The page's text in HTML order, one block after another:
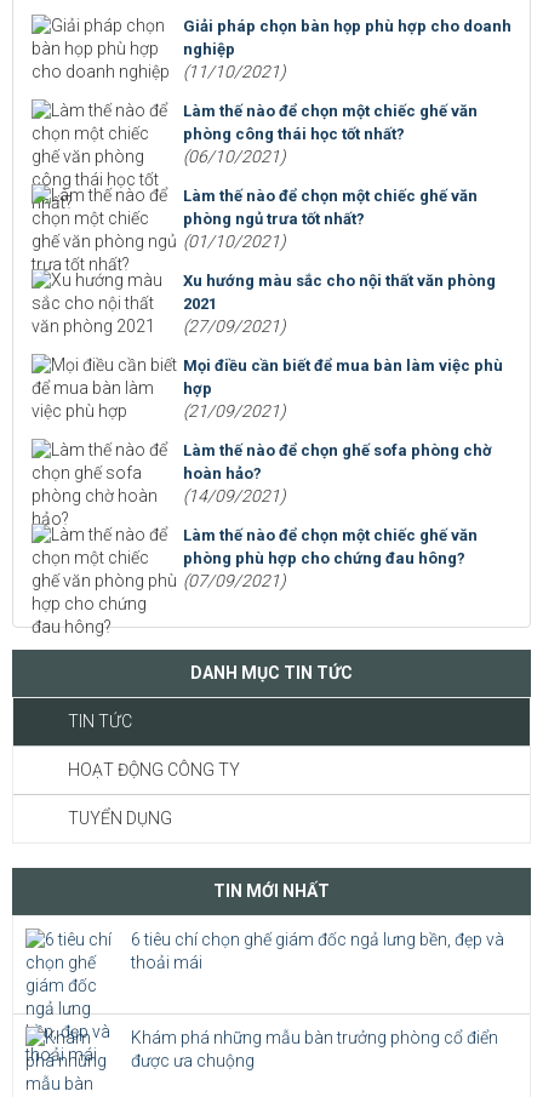
Giải pháp chọn bàn họp phù hợp cho doanh
nghiệp
(11/10/2021)
Làm thế nào để chọn một chiếc ghế văn
phòng công thái học tốt nhất?
(06/10/2021)
Làm thế nào để chọn một chiếc ghế văn
phòng ngủ trưa tốt nhất?
(01/10/2021)
Xu hướng màu sắc cho nội thất văn phòng
2021
(27/09/2021)
Mọi điều cần biết để mua bàn làm việc phù
hợp
(21/09/2021)
Làm thế nào để chọn ghế sofa phòng chờ
hoàn hảo?
(14/09/2021)
Làm thế nào để chọn một chiếc ghế văn
phòng phù hợp cho chứng đau hông?
(07/09/2021)
DANH MỤC TIN TỨC
TIN TỨC
HOẠT ĐỘNG CÔNG TY
TUYỂN DỤNG
TIN MỚI NHẤT
6 tiêu chí chọn ghế giám đốc ngả lưng bền, đẹp và
thoải mái
Khám phá những mẫu bàn trưởng phòng cổ điển
được ưa chuộng